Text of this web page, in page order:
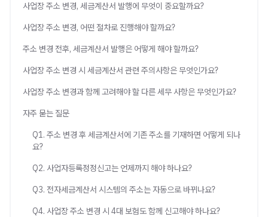
사업장 주소 변경, 세금계산서 발행에 무엇이 중요할까요?
사업장 주소 변경, 어떤 절차로 진행해야 할까요?
주소 변경 전후, 세금계산서 발행은 어떻게 해야 할까요?
사업장 주소 변경 시 세금계산서 관련 주의사항은 무엇인가요?
사업장 주소 변경과 함께 고려해야 할 다른 세무 사항은 무엇인가요?
자주 묻는 질문
Q1. 주소 변경 후 세금계산서에 기존 주소를 기재하면 어떻게 되나
요?
Q2. 사업자등록정정신고는 언제까지 해야 하나요?
Q3. 전자세금계산서 시스템의 주소는 자동으로 바뀌나요?
Q4. 사업장 주소 변경 시 4대 보험도 함께 신고해야 하나요?